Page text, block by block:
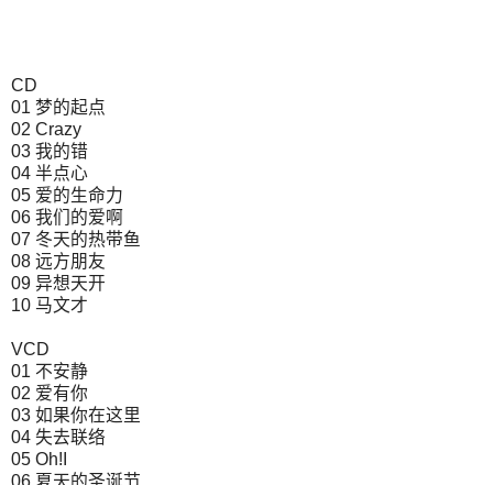
CD
01 梦的起点
02 Crazy
03 我的错
04 半点心
05 爱的生命力
06 我们的爱啊
07 冬天的热带鱼
08 远方朋友
09 异想天开
10 马文才
VCD
01 不安静
02 爱有你
03 如果你在这里
04 失去联络
05 Oh!I
06 夏天的圣诞节